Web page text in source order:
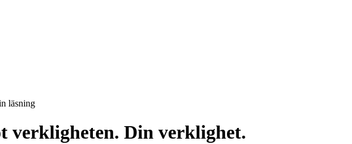
läsning
verkligheten. Din verklighet.